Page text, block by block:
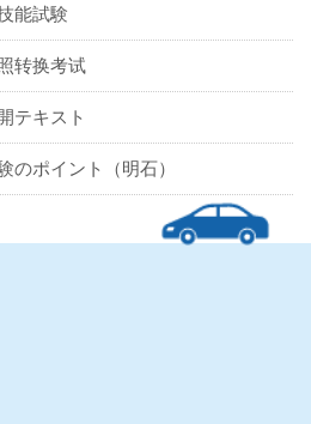
能試験
转换考试
テキスト
のポイント（明石）